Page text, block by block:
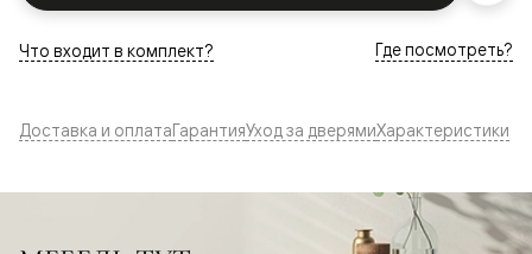
Что входит в комплект? Где посмотреть?
Доставка и оплатаГарантияУход за дверямиХарактеристики